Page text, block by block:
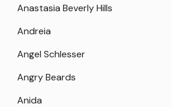
Anastasia Beverly Hills
Andreia
Angel Schlesser
Angry Beards
Anida